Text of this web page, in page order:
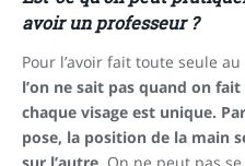
avoir un professeur ?
Pour l’avoir fait toute seule
l’on ne sait pas quand on
chaque visage est unique.
pose, la position de la main